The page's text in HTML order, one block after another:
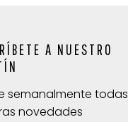
A NUESTRO
semanalmente todas
novedades